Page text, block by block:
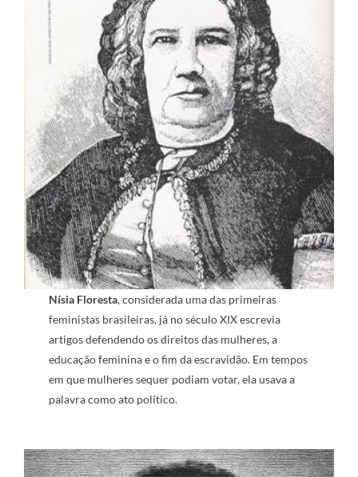
Nísia Floresta, considerada uma das primeiras
feministas brasileiras, já no século XIX escrevia
artigos defendendo os direitos das mulheres, a
educação feminina e o fim da escravidão. Em tempos
em que mulheres sequer podiam votar, ela usava a
palavra como ato político.